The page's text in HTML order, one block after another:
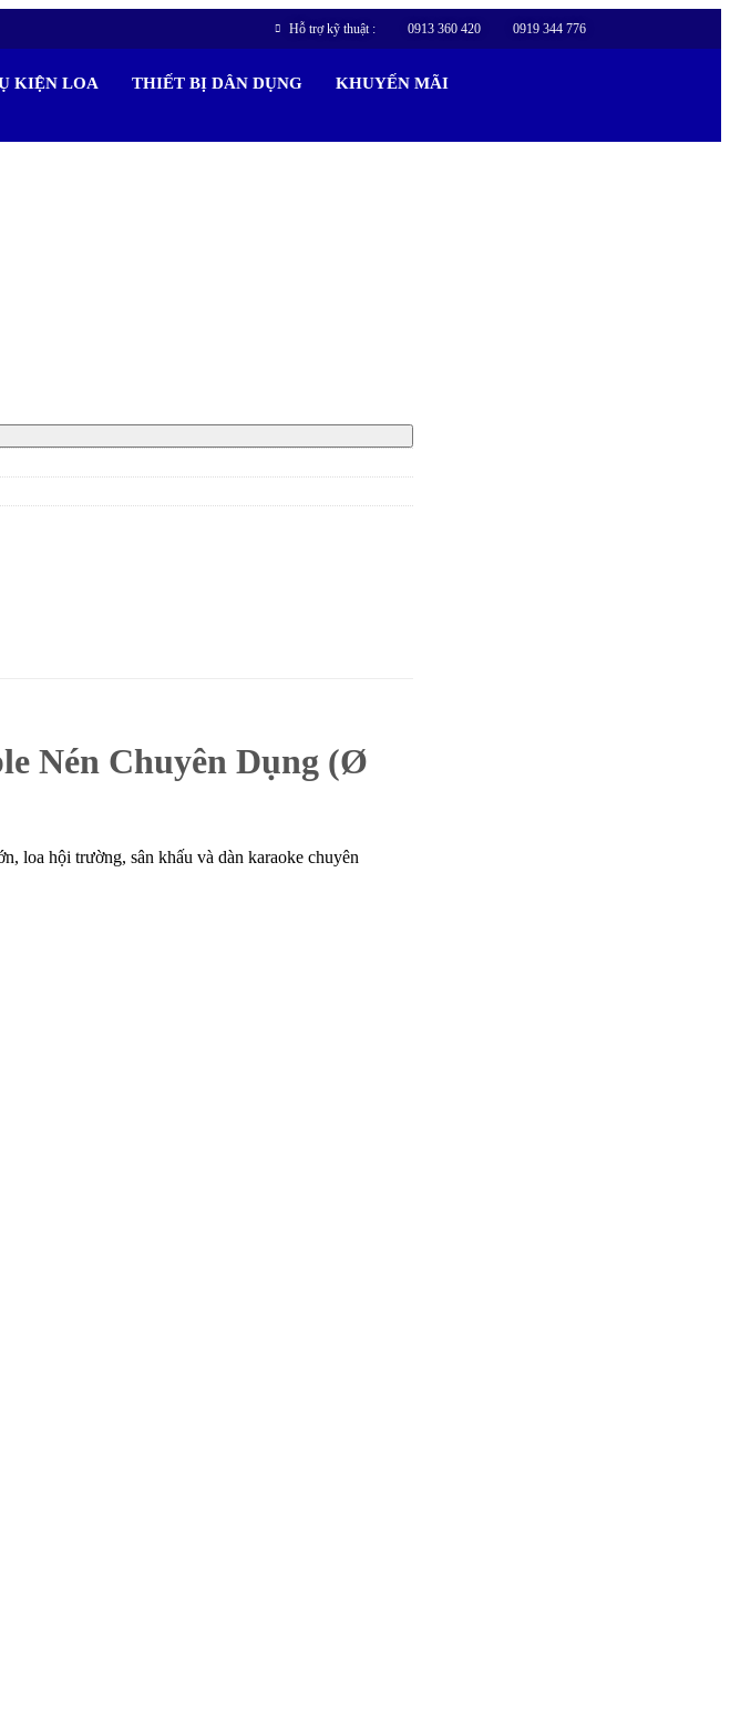
Hỗ trợ kỹ thuật : 0913 360 420 0919 344 776
KIỆN LOA THIẾT BỊ DÂN DỤNG KHUYẾN MÃI
Nén Chuyên Dụng (Ø
loa hội trường, sân khấu và dàn karaoke chuyên